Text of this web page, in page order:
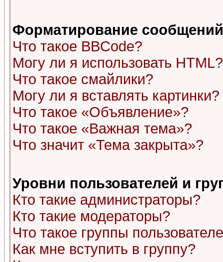
Форматирование
Что такое BBCode?
Могу ли я использовать HTML?
Что такое смайлики?
Могу ли я вставлять картинки?
Что такое «Объявление»?
Что такое «Важная тема»?
Что значит «Тема закрыта»?
Уровни пользователей и
Кто такие администраторы?
Кто такие модераторы?
Что такое группы
Как мне вступить в группу?